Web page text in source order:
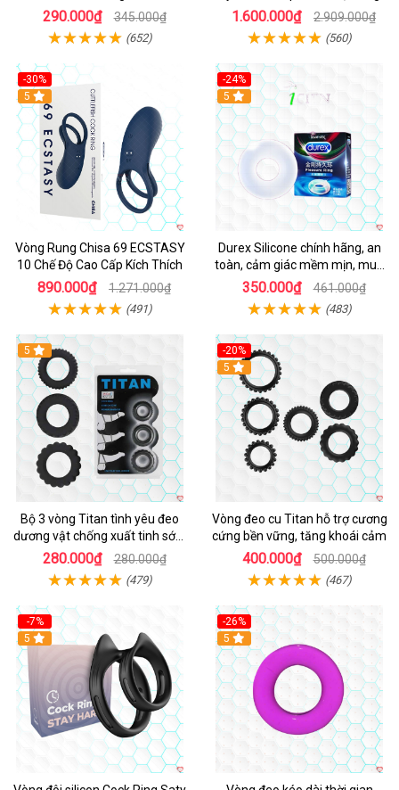
290.000₫ 345.000₫
(652)
Mạnh Mẽ Kích Thích Điểm G
1.600.000₫ 2.909.000₫
(560)
-30%
Hot
5
Vòng Rung Chisa 69 ECSTASY
10 Chế Độ Cao Cấp Kích Thích
890.000₫ 1.271.000₫
(491)
-24%
5
Durex Silicone chính hãng, an
toàn, cảm giác mềm mịn, mua
ngay
350.000₫ 461.000₫
(483)
5
Bộ 3 vòng Titan tình yêu đeo
dương vật chống xuất tinh sớm
chất liệu silicon y tế
280.000₫ 280.000₫
(479)
-20%
Hot
5
Vòng đeo cu Titan hỗ trợ cương
cứng bền vững, tăng khoái cảm
400.000₫ 500.000₫
(467)
-7%
5
-26%
5